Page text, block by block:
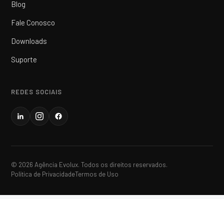
Blog
Fale Conosco
Downloads
Suporte
REDES SOCIAIS
© 2026 Agência Evolux. Todos os direitos reservados.
Política de PrivacidadeTermos de Uso